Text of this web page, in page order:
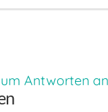
Antworten